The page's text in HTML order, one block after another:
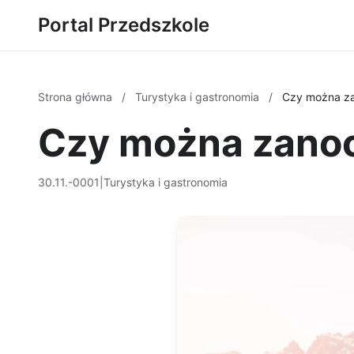
Portal Przedszkole
Strona główna / Turystyka i gastronomia / Czy można
Czy można
30.11.-0001 Turystyka i gastronomia